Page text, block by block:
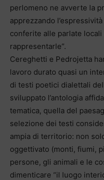
perlomeno ne avverte la
apprezzando
conferite alle parlate
rappresentarle”.
Cereghetti e Pedrojetta
lavoro durato quasi un
di testi poetici dialettali
sviluppato l’antologia
tematica, quella del
selezione dei testi
ampia di territorio: non
oggettivato (monti, fiumi,
persone, gli animali e le
dimenticare “il luogo